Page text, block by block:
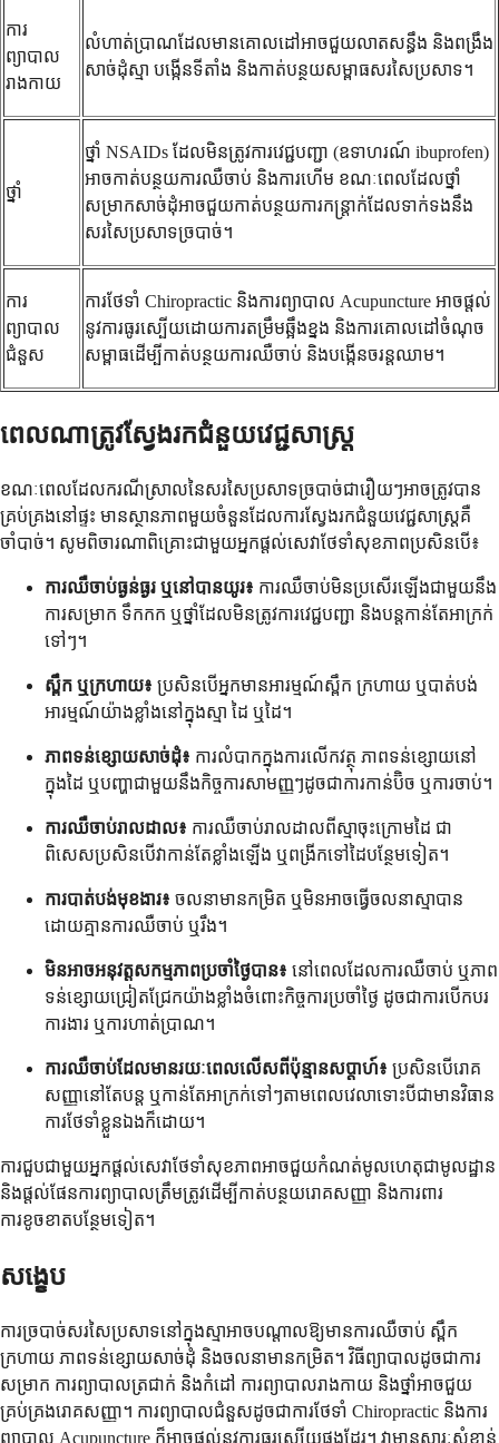
ការ
ព្យាបាល
រាងកាយ
លំហាត់ប្រាណដែលមានគោលដៅអាចជួយលាតសន្ធឹង និងពង្រឹង
សាច់ដុំស្មា បង្កើនទីតាំង និងកាត់បន្ថយសម្ពាធសរសៃប្រសាទ។
ថ្នាំ
ថ្នាំ NSAIDs ដែលមិនត្រូវការវេជ្ជបញ្ជា (ឧទាហរណ៍ ibuprofen)
អាចកាត់បន្ថយការឈឺចាប់ និងការហើម ខណៈពេលដែលថ្នាំ
សម្រាកសាច់ដុំអាចជួយកាត់បន្ថយការកន្ត្រាក់ដែលទាក់ទងនឹង
សរសៃប្រសាទច្របាច់។
ការ
ព្យាបាល
ជំនួស
ការថែទាំ Chiropractic និងការព្យាបាល Acupuncture អាចផ្តល់
នូវការធូរស្បើយដោយការតម្រឹមឆ្អឹងខ្នង និងការគោលដៅចំណុច
សម្ពាធដើម្បីកាត់បន្ថយការឈឺចាប់ និងបង្កើនចរន្តឈាម។
ពេលណាត្រូវស្វែងរកជំនួយវេជ្ជសាស្រ្ត
ខណៈពេលដែលករណីស្រាលនៃសរសៃប្រសាទច្របាច់ជារឿយៗអាចត្រូវបាន
គ្រប់គ្រងនៅផ្ទះ មានស្ថានភាពមួយចំនួនដែលការស្វែងរកជំនួយវេជ្ជសាស្រ្តគឺ
ចាំបាច់។ សូមពិចារណាពិគ្រោះជាមួយអ្នកផ្តល់សេវាថែទាំសុខភាពប្រសិនបើ៖
ការឈឺចាប់ធ្ងន់ធ្ងរ ឬនៅបានយូរ៖ ការឈឺចាប់មិនប្រសើរឡើងជាមួយនឹង
ការសម្រាក ទឹកកក ឬថ្នាំដែលមិនត្រូវការវេជ្ជបញ្ជា និងបន្តកាន់តែអាក្រក់
ទៅៗ។
ស្ពឹក ឬក្រហាយ៖ ប្រសិនបើអ្នកមានអារម្មណ៍ស្ពឹក ក្រហាយ ឬបាត់បង់
អារម្មណ៍យ៉ាងខ្លាំងនៅក្នុងស្មា ដៃ ឬដៃ។
ភាពទន់ខ្សោយសាច់ដុំ៖ ការលំបាកក្នុងការលើកវត្ថុ ភាពទន់ខ្សោយនៅ
ក្នុងដៃ ឬបញ្ហាជាមួយនឹងកិច្ចការសាមញ្ញៗដូចជាការកាន់ប៊ិច ឬការចាប់។
ការឈឺចាប់រាលដាល៖ ការឈឺចាប់រាលដាលពីស្មាចុះក្រោមដៃ ជា
ពិសេសប្រសិនបើវាកាន់តែខ្លាំងឡើង ឬពង្រីកទៅដៃបន្ថែមទៀត។
ការបាត់បង់មុខងារ៖ ចលនាមានកម្រិត ឬមិនអាចធ្វើចលនាស្មាបាន
ដោយគ្មានការឈឺចាប់ ឬរឹង។
មិនអាចអនុវត្តសកម្មភាពប្រចាំថ្ងៃបាន៖ នៅពេលដែលការឈឺចាប់ ឬភាព
ទន់ខ្សោយជ្រៀតជ្រែកយ៉ាងខ្លាំងចំពោះកិច្ចការប្រចាំថ្ងៃ ដូចជាការបើកបរ
ការងារ ឬការហាត់ប្រាណ។
ការឈឺចាប់ដែលមានរយៈពេលលើសពីប៉ុន្មានសប្តាហ៍៖ ប្រសិនបើរោគ
សញ្ញានៅតែបន្ត ឬកាន់តែអាក្រក់ទៅៗតាមពេលវេលាទោះបីជាមានវិធាន
ការថែទាំខ្លួនឯងក៏ដោយ។
ការជួបជាមួយអ្នកផ្តល់សេវាថែទាំសុខភាពអាចជួយកំណត់មូលហេតុជាមូលដ្ឋាន
និងផ្តល់ផែនការព្យាបាលត្រឹមត្រូវដើម្បីកាត់បន្ថយរោគសញ្ញា និងការពារ
ការខូចខាតបន្ថែមទៀត។
សង្ខេប
ការច្របាច់សរសៃប្រសាទនៅក្នុងស្មាអាចបណ្តាលឱ្យមានការឈឺចាប់ ស្ពឹក
ក្រហាយ ភាពទន់ខ្សោយសាច់ដុំ និងចលនាមានកម្រិត។ វិធីព្យាបាលដូចជាការ
សម្រាក ការព្យាបាលត្រជាក់ និងកំដៅ ការព្យាបាលរាងកាយ និងថ្នាំអាចជួយ
គ្រប់គ្រងរោគសញ្ញា។ ការព្យាបាលជំនួសដូចជាការថែទាំ Chiropractic និងការ
ព្យាបាល Acupuncture ក៏អាចផ្តល់នូវការធូរស្បើយផងដែរ។ វាមានសារៈសំខាន់